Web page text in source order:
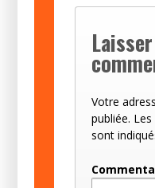
Votre
publiée.
sont